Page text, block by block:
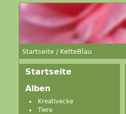
Startseite
Alben
Kreativecke
Tiere
Startseite / KetteBlau